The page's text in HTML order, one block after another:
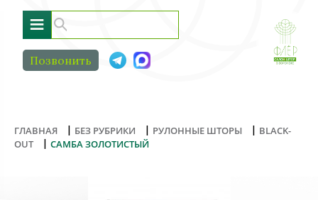
≡
Позвонить
ГЛАВНАЯ | БЕЗ РУБРИКИ | РУЛОННЫЕ ШТОРЫ | BLACK-
OUT
| САМБА ЗОЛОТИСТЫЙ